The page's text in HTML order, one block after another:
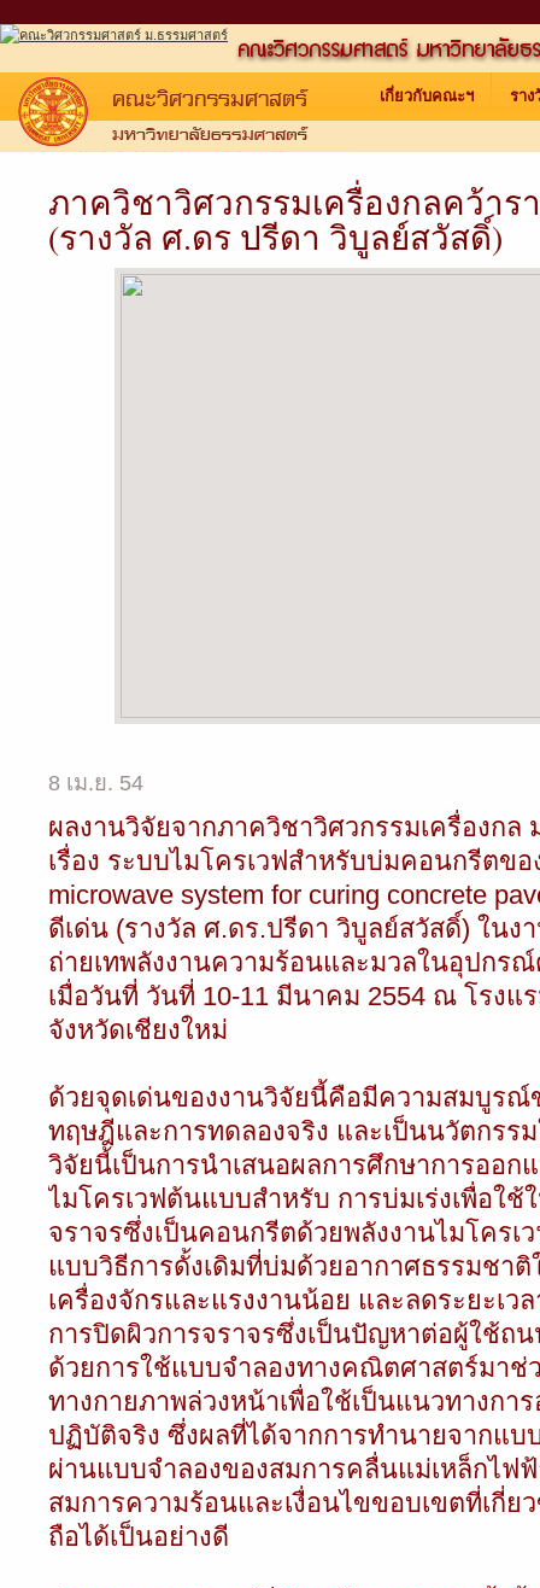
เกี่ยวกับคณะฯ ราง
ภาควิชาวิศวกรรมเครื่องกลคว้าร
(รางวัล ศ.ดร ปรีดา วิบูลย์สวัสดิ์)
8 เม.ย. 54
ผลงานวิจัยจากภาควิชาวิศวกรรมเครื่องกล
เรื่อง ระบบไมโครเวฟสำหรับบ่มคอนกรีตขอ
microwave system for curing concrete
ดีเด่น (รางวัล ศ.ดร.ปรีดา วิบูลย์สวัสดิ์) ในง
ถ่ายเทพลังงานความร้อนและมวลในอุปกร
เมื่อวันที่ วันที่ 10-11 มีนาคม 2554 ณ โรงแ
จังหวัดเชียงใหม่
ด้วยจุดเด่นของงานวิจัยนี้คือมีความสมบูรณ์
ทฤษฎีและการทดลองจริง และเป็นนวัตกรร
วิจัยนี้เป็นการนำเสนอผลการศึกษาการออ
ไมโครเวฟต้นแบบสำหรับ การบ่มเร่งเพื่อใ
จราจรซึ่งเป็นคอนกรีตด้วยพลังงานไมโคร
แบบวิธีการดั้งเดิมที่บ่มด้วยอากาศธรรมชา
เครื่องจักรและแรงงานน้อย และลดระยะเว
การปิดผิวการจราจรซึ่งเป็นปัญหาต่อผู้ใช้ถ
ด้วยการใช้แบบจำลองทางคณิตศาสตร์มาช่
ทางกายภาพล่วงหน้าเพื่อใช้เป็นแนวทางกา
ปฏิบัติจริง ซึ่งผลที่ได้จากการทำนายจากแ
ผ่านแบบจำลองของสมการคลื่นแม่เหล็กไฟ
สมการความร้อนและเงื่อนไขขอบเขตที่เกี่ย
ถือได้เป็นอย่างดี